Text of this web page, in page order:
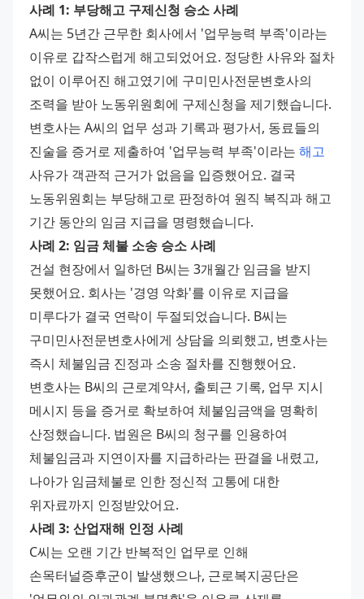
사례 1: 부당해고 구제신청 승소 사례
A씨는 5년간 근무한 회사에서 '업무능력 부족'이라는
이유로 갑작스럽게 해고되었어요. 정당한 사유와 절차
없이 이루어진 해고였기에 구미민사전문변호사의
조력을 받아 노동위원회에 구제신청을 제기했습니다.
변호사는 A씨의 업무 성과 기록과 평가서, 동료들의
진술을 증거로 제출하여 '업무능력 부족'이라는 해고
사유가 객관적 근거가 없음을 입증했어요. 결국
노동위원회는 부당해고로 판정하여 원직 복직과 해고
기간 동안의 임금 지급을 명령했습니다.
사례 2: 임금 체불 소송 승소 사례
건설 현장에서 일하던 B씨는 3개월간 임금을 받지
못했어요. 회사는 '경영 악화'를 이유로 지급을
미루다가 결국 연락이 두절되었습니다. B씨는
구미민사전문변호사에게 상담을 의뢰했고, 변호사는
즉시 체불임금 진정과 소송 절차를 진행했어요.
변호사는 B씨의 근로계약서, 출퇴근 기록, 업무 지시
메시지 등을 증거로 확보하여 체불임금액을 명확히
산정했습니다. 법원은 B씨의 청구를 인용하여
체불임금과 지연이자를 지급하라는 판결을 내렸고,
나아가 임금체불로 인한 정신적 고통에 대한
위자료까지 인정받았어요.
사례 3: 산업재해 인정 사례
C씨는 오랜 기간 반복적인 업무로 인해
손목터널증후군이 발생했으나, 근로복지공단은